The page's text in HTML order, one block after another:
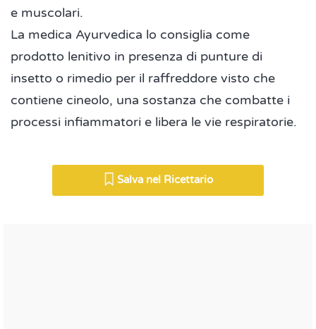
e muscolari.
La medica Ayurvedica lo consiglia come
prodotto lenitivo in presenza di punture di
insetto o rimedio per il raffreddore visto che
contiene cineolo, una sostanza che combatte i
processi infiammatori e libera le vie respiratorie.
Salva nel Ricettario